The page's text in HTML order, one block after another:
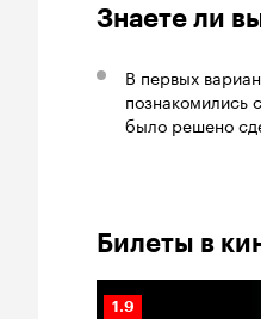
Знаете ли
В первых
познакомились с
было решено
Билеты в
Рейтинг
1.9